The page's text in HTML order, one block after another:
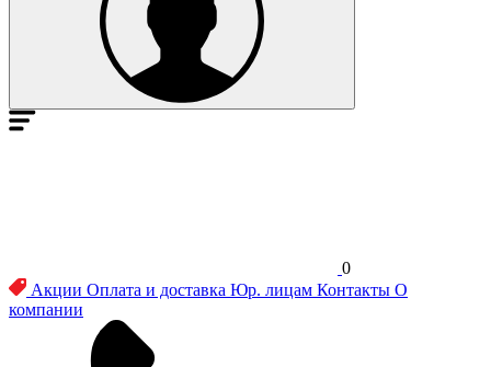
0
Акции Оплата и доставка Юр. лицам Контакты О
компании